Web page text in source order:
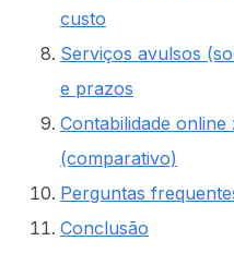
custo
Serviços avulsos
e prazos
Contabilidade
(comparativo)
Perguntas
Conclusão